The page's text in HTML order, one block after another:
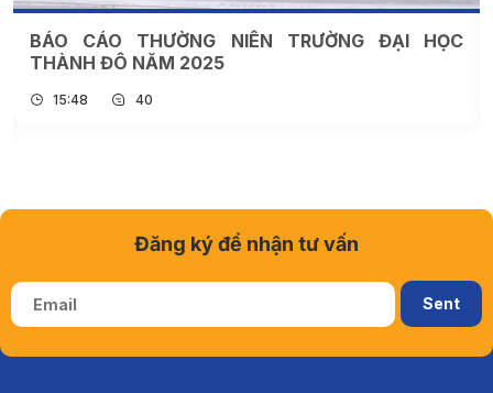
TRƯỜNG ĐẠI HỌC
TRƯỜNG ĐẠI HỌC THÀNH
Đăng ký để nhận tư vấn